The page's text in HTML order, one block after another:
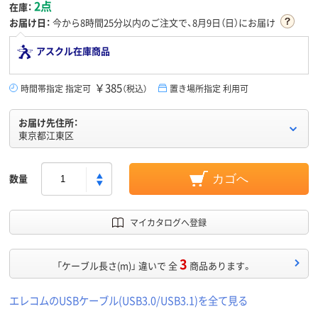
在庫： 2点
お届け日： 今から8時間25分以内のご注文で、8月9日（日）にお届け
アスクル在庫商品
時間帯指定 指定可 ￥385（税込） 置き場所指定 利用可
お届け先住所：
東京都江東区
数量 カゴへ
マイカタログへ登録
「ケーブル長さ(m)」 違いで 全3 商品あります。
エレコムのUSBケーブル(USB3.0/USB3.1)を全て見る